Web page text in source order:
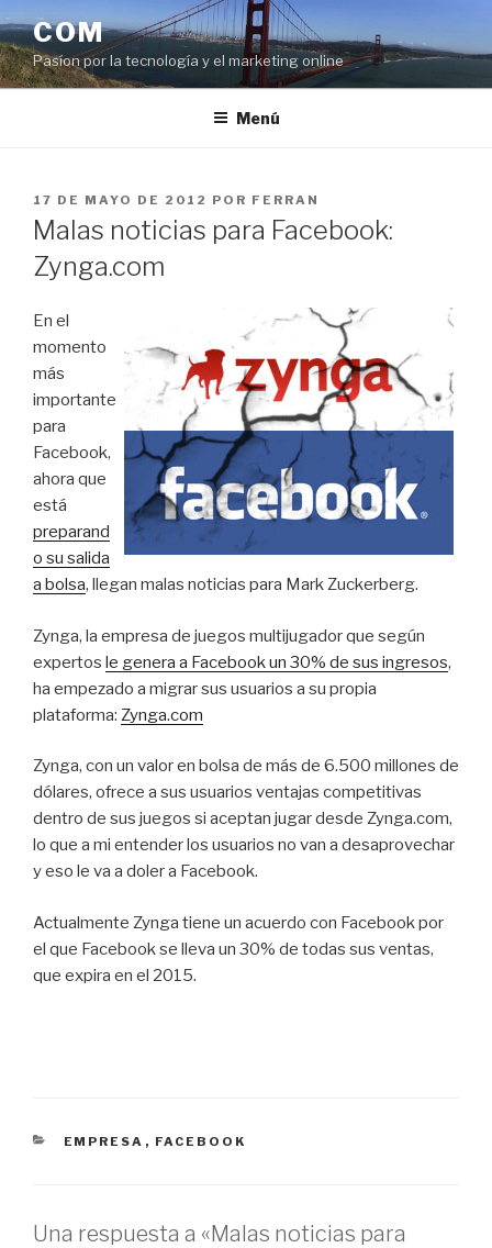
al
contenido
COM
Pasíon por la tecnología y el marketing online
Menú
PUBLICADO
EL
17 DE MAYO DE 2012 POR FERRAN
Malas noticias para Facebook:
Zynga.com
En el
momento
más
importante
para
Facebook,
ahora que
está
preparand
o su salida
a bolsa, llegan malas noticias para Mark Zuckerberg.
Zynga, la empresa de juegos multijugador que según
expertos le genera a Facebook un 30% de sus ingresos,
ha empezado a migrar sus usuarios a su propia
plataforma: Zynga.com
Zynga, con un valor en bolsa de más de 6.500 millones de
dólares, ofrece a sus usuarios ventajas competitivas
dentro de sus juegos si aceptan jugar desde Zynga.com,
lo que a mi entender los usuarios no van a desaprovechar
y eso le va a doler a Facebook.
Actualmente Zynga tiene un acuerdo con Facebook por
el que Facebook se lleva un 30% de todas sus ventas,
que expira en el 2015.
CATEGORÍAS
EMPRESA , FACEBOOK
Una respuesta a «Malas noticias para